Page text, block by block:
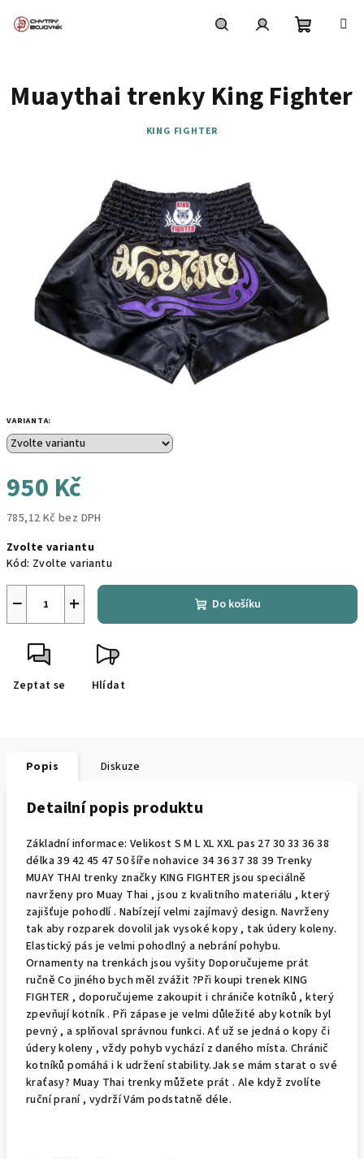
košík
VARIANTA:
950 Kč
785,12 Kč bez DPH
cena:
Zvolte variantu
Kód: Zvolte variantu
+
− Do košíku
Zeptat se Hlídat
Muaythai trenky King Fighter
KING FIGHTER
Popis Diskuze
Detailní popis produktu
Základní informace: Velikost S M L XL XXL pas 27 30 33 36 38
délka 39 42 45 47 50 šíře nohavice 34 36 37 38 39 Trenky
MUAY THAI trenky značky KING FIGHTER jsou speciálně
navrženy pro Muay Thai , jsou z kvalitního materiálu , který
zajišťuje pohodlí . Nabízejí velmi zajímavý design. Navrženy
tak aby rozparek dovolil jak vysoké kopy , tak údery koleny.
Elastický pás je velmi pohodlný a nebrání pohybu.
Ornamenty na trenkách jsou vyšity Doporučujeme prát
ručně Co jiného bych měl zvážit ?Při koupi trenek KING
FIGHTER , doporučujeme zakoupit i chrániče kotníků , který
zpevňují kotník . Při zápase je velmi důležité aby kotník byl
pevný , a splňoval správnou funkci. Ať už se jedná o kopy či
údery koleny , vždy pohyb vychází z daného místa. Chránič
kotníků pomáhá i k udržení stability.Jak se mám starat o své
kraťasy? Muay Thai trenky můžete prát . Ale když zvolíte
ruční praní , vydrží Vám podstatně déle.